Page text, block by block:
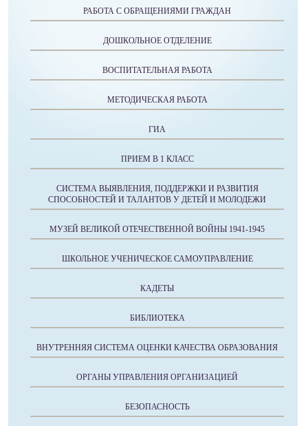
РАБОТА С ОБРАЩЕНИЯМИ ГРАЖДАН
ДОШКОЛЬНОЕ ОТДЕЛЕНИЕ
ВОСПИТАТЕЛЬНАЯ РАБОТА
МЕТОДИЧЕСКАЯ РАБОТА
ГИА
ПРИЕМ В 1 КЛАСС
СИСТЕМА ВЫЯВЛЕНИЯ, ПОДДЕРЖКИ И РАЗВИТИЯ
СПОСОБНОСТЕЙ И ТАЛАНТОВ У ДЕТЕЙ И МОЛОДЕЖИ
МУЗЕЙ ВЕЛИКОЙ ОТЕЧЕСТВЕННОЙ ВОЙНЫ 1941-1945
ШКОЛЬНОЕ УЧЕНИЧЕСКОЕ САМОУПРАВЛЕНИЕ
КАДЕТЫ
БИБЛИОТЕКА
ВНУТРЕННЯЯ СИСТЕМА ОЦЕНКИ КАЧЕСТВА ОБРАЗОВАНИЯ
ОРГАНЫ УПРАВЛЕНИЯ ОРГАНИЗАЦИЕЙ
БЕЗОПАСНОСТЬ